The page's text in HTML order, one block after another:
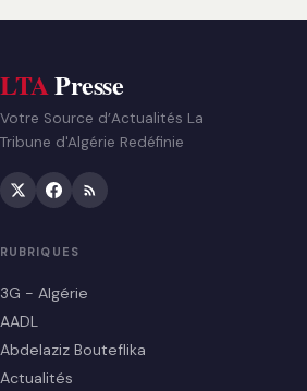
LTAPresse
Votre Source d’Actualités La
Tribune d'Algérie Redéfinie
RUBRIQUES
3G - Algérie
AADL
Abdelaziz Bouteflika
Actualités